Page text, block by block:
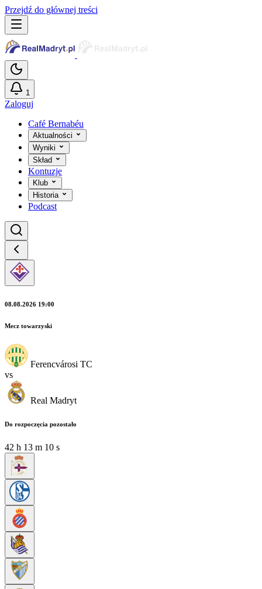
Przejdź do głównej treści
1
Zaloguj
Café Bernabéu
Aktualności
Wyniki
Skład
Kontuzje
Klub
Historia
Podcast
08.08.2026 19:00
Mecz towarzyski
Ferencvárosi TC
vs
Real Madryt
Do rozpoczęcia pozostało
42 h 13 m 10 s